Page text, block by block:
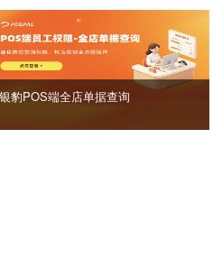
银豹POS端全店单据查询